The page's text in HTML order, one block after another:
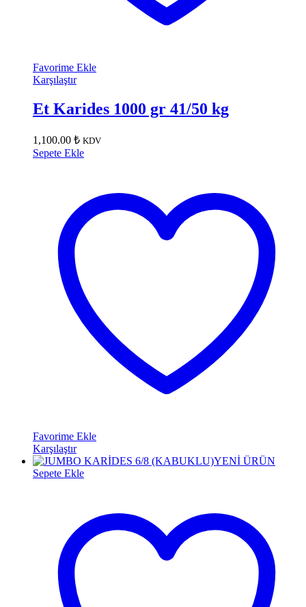
Favorime Ekle
Karşılaştır
Et Karides 1000 gr 41/50 kg
1,100.00 ₺ KDV
Sepete Ekle
Favorime Ekle
Karşılaştır
YENİ ÜRÜN
Sepete Ekle